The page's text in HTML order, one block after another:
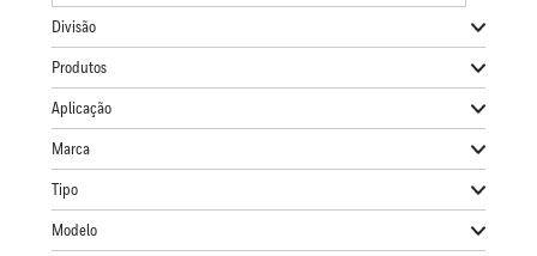
Divisão
Produtos
Aplicação
Marca
Tipo
Modelo